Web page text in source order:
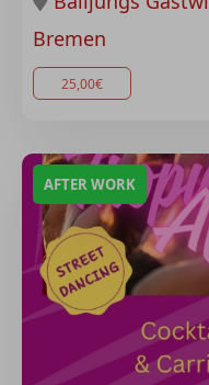
Bremen
25,00€
AFTER WORK